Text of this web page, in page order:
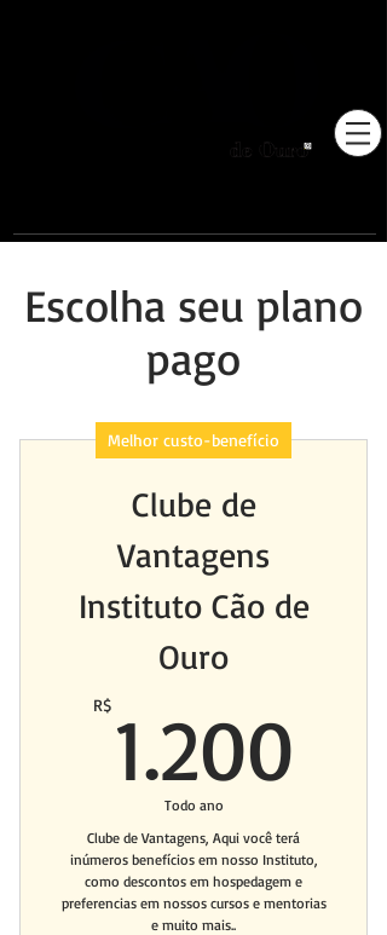
Escolha seu plano
pago
Melhor custo-benefício
Clube de
Vantagens
Instituto Cão de
Ouro
R$ 1.200
Todo ano
Clube de Vantagens, Aqui você terá
inúmeros benefícios em nosso Instituto,
como descontos em hospedagem e
preferencias em nossos cursos e mentorias
e muito mais..